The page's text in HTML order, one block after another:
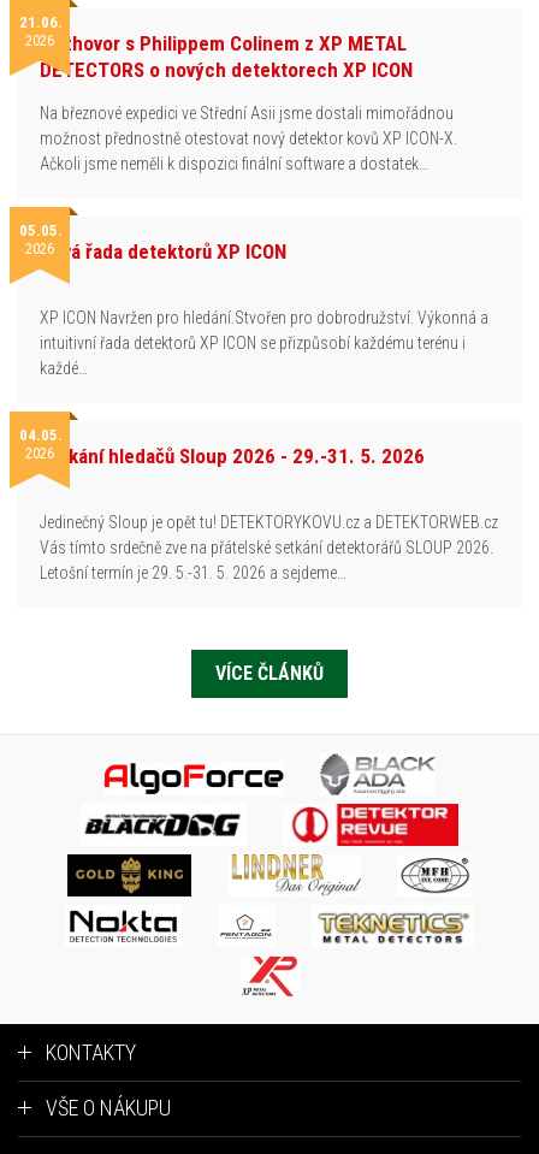
21.06.
2026Rozhovor s Philippem Colinem z XP METAL
DETECTORS o nových detektorech XP ICON
Na březnové expedici ve Střední Asii jsme dostali mimořádnou
možnost přednostně otestovat nový detektor kovů XP ICON-X.
Ačkoli jsme neměli k dispozici finální software a dostatek…
05.05.
2026Nová řada detektorů XP ICON
XP ICON Navržen pro hledání.Stvořen pro dobrodružství. Výkonná a
intuitivní řada detektorů XP ICON se přizpůsobí každému terénu i
každé…
04.05.
2026Setkání hledačů Sloup 2026 - 29.-31. 5. 2026
Jedinečný Sloup je opět tu! DETEKTORYKOVU.cz a DETEKTORWEB.cz
Vás tímto srdečně zve na přátelské setkání detektorářů SLOUP 2026.
Letošní termín je 29. 5.-31. 5. 2026 a sejdeme…
VÍCE ČLÁNKŮ
KONTAKTY
VŠE O NÁKUPU